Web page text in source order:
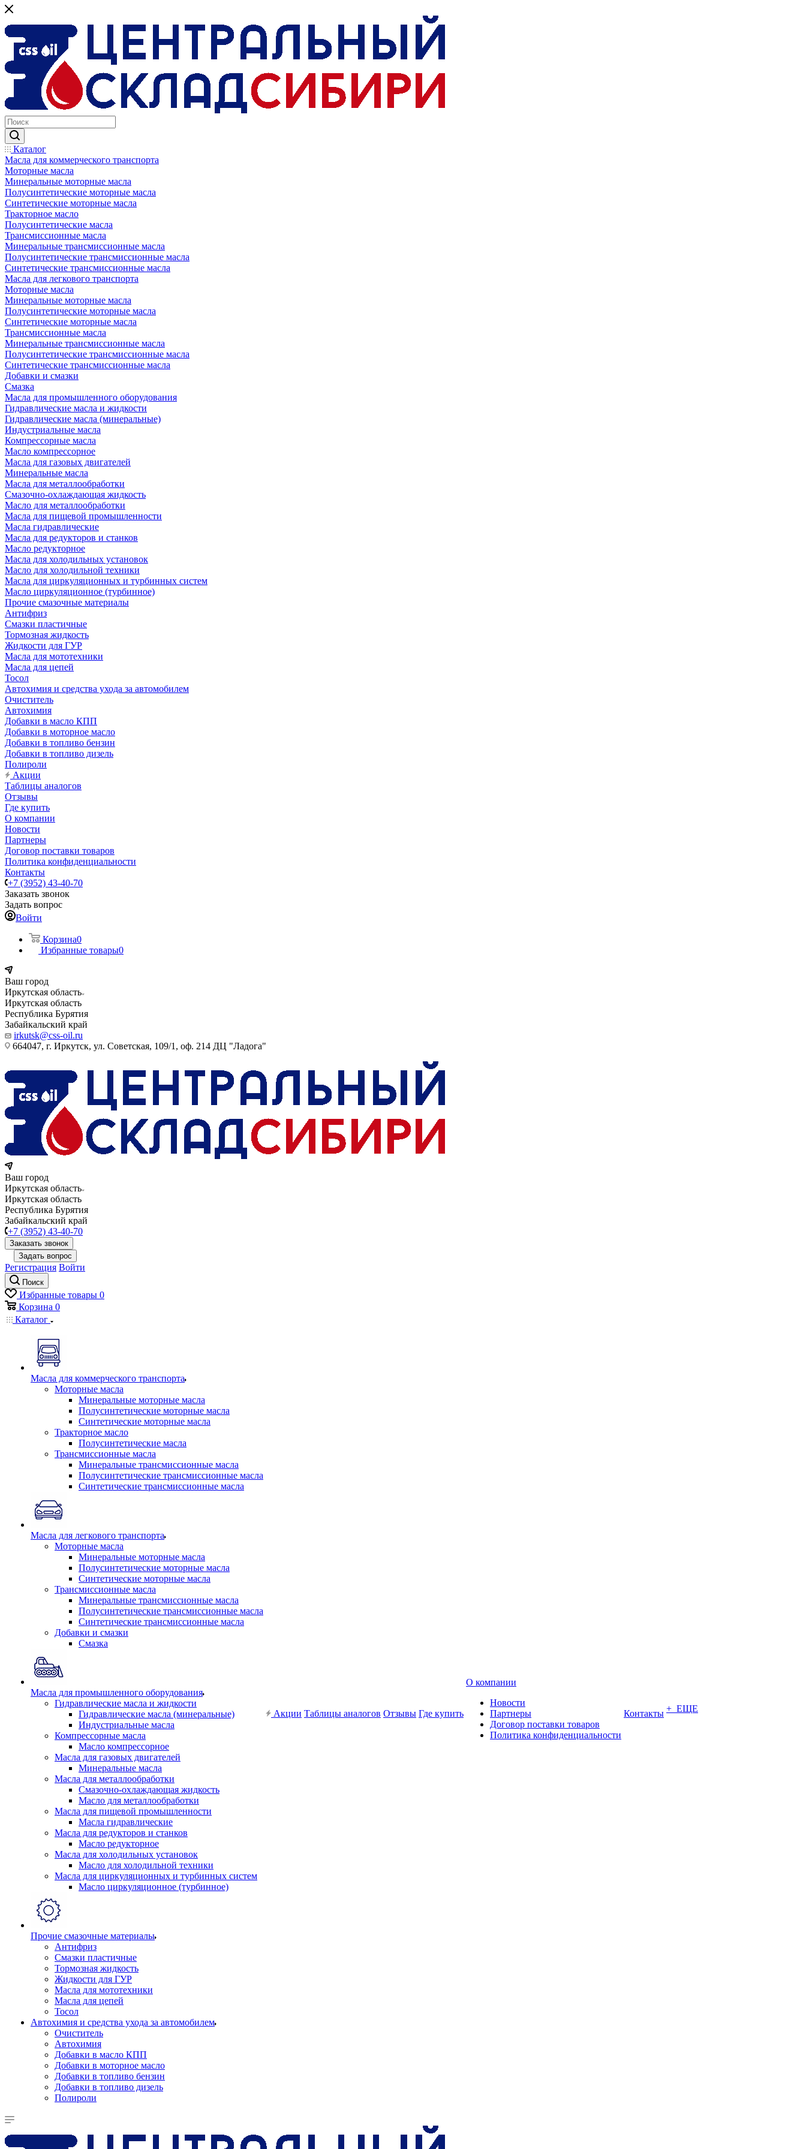
Каталог
Масла для коммерческого транспорта
Моторные масла
Минеральные моторные масла
Полусинтетические моторные масла
Синтетические моторные масла
Тракторное масло
Полусинтетические масла
Трансмиссионные масла
Минеральные трансмиссионные масла
Полусинтетические трансмиссионные масла
Синтетические трансмиссионные масла
Масла для легкового транспорта
Моторные масла
Минеральные моторные масла
Полусинтетические моторные масла
Синтетические моторные масла
Трансмиссионные масла
Минеральные трансмиссионные масла
Полусинтетические трансмиссионные масла
Синтетические трансмиссионные масла
Добавки и смазки
Смазка
Масла для промышленного оборудования
Гидравлические масла и жидкости
Гидравлические масла (минеральные)
Индустриальные масла
Компрессорные масла
Масло компрессорное
Масла для газовых двигателей
Минеральные масла
Масла для металлообработки
Смазочно-охлаждающая жидкость
Масло для металлообработки
Масла для пищевой промышленности
Масла гидравлические
Масла для редукторов и станков
Масло редукторное
Масла для холодильных установок
Масло для холодильной техники
Масла для циркуляционных и турбинных систем
Масло циркуляционное (турбинное)
Прочие смазочные материалы
Антифриз
Смазки пластичные
Тормозная жидкость
Жидкости для ГУР
Масла для мототехники
Масла для цепей
Тосол
Автохимия и средства ухода за автомобилем
Очиститель
Автохимия
Добавки в масло КПП
Добавки в моторное масло
Добавки в топливо бензин
Добавки в топливо дизель
Полироли
Акции
Таблицы аналогов
Отзывы
Где купить
О компании
Новости
Партнеры
Договор поставки товаров
Политика конфиденциальности
Контакты
+7 (3952) 43-40-70
Заказать звонок
Задать вопрос
Войти
Корзина0
Избранные товары0
Ваш город
Иркутская область
Иркутская область
Республика Бурятия
Забайкальский край
irkutsk@css-oil.ru
664047, г. Иркутск, ул. Советская, 109/1, оф. 214 ДЦ "Ладога"
Ваш город
Иркутская область
Иркутская область
Республика Бурятия
Забайкальский край
+7 (3952) 43-40-70
Заказать звонок
Задать вопрос
Регистрация Войти
Поиск
Избранные товары 0
Корзина 0
Каталог
Масла для коммерческого транспорта
Моторные масла
Минеральные моторные масла
Полусинтетические моторные масла
Синтетические моторные масла
Тракторное масло
Полусинтетические масла
Трансмиссионные масла
Минеральные трансмиссионные масла
Полусинтетические трансмиссионные масла
Синтетические трансмиссионные масла
Масла для легкового транспорта
Моторные масла
Минеральные моторные масла
Полусинтетические моторные масла
Синтетические моторные масла
Трансмиссионные масла
Минеральные трансмиссионные масла
Полусинтетические трансмиссионные масла
Синтетические трансмиссионные масла
Добавки и смазки
Смазка
Масла для промышленного оборудования
Гидравлические масла и жидкости
Гидравлические масла (минеральные)
Индустриальные масла
Компрессорные масла
Масло компрессорное
Масла для газовых двигателей
Минеральные масла
Масла для металлообработки
Смазочно-охлаждающая жидкость
Масло для металлообработки
Масла для пищевой промышленности
Масла гидравлические
Масла для редукторов и станков
Масло редукторное
Масла для холодильных установок
Масло для холодильной техники
Масла для циркуляционных и турбинных систем
Масло циркуляционное (турбинное)
Прочие смазочные материалы
Антифриз
Смазки пластичные
Тормозная жидкость
Жидкости для ГУР
Масла для мототехники
Масла для цепей
Тосол
Автохимия и средства ухода за автомобилем
Очиститель
Автохимия
Добавки в масло КПП
Добавки в моторное масло
Добавки в топливо бензин
Добавки в топливо дизель
Полироли
Акции Таблицы аналогов Отзывы Где купить
О компании
Новости
Партнеры
Договор поставки товаров
Политика конфиденциальности
Контакты + ЕЩЕ